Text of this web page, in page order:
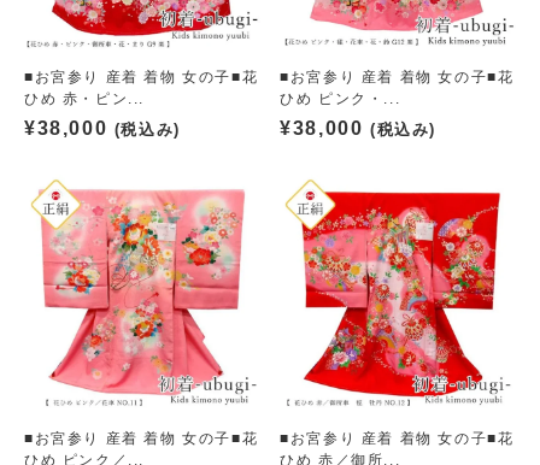
■お宮参り 産着 着物 女の子■花
ひめ 赤・ピン...
¥38,000 (税込み)
■お宮参り 産着 着物 女の子■花
ひめ ピンク・...
¥38,000 (税込み)
■お宮参り 産着 着物 女の子■花
ひめ ピンク／...
■お宮参り 産着 着物 女の子■花
ひめ 赤／御所...